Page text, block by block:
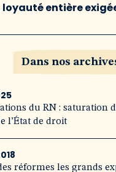
loyauté entière
Dans nos
du RN : saturation
l’État de droit
réformes les grands